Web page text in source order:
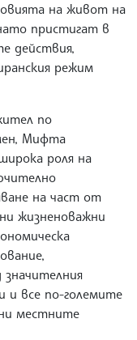
на живот на
пристигат в
действия,
режим
по
Мифта
роля на
на част от
жизненоважни
значителния
и все по-големите
местните